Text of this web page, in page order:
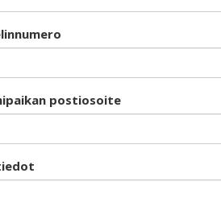
postiosoite